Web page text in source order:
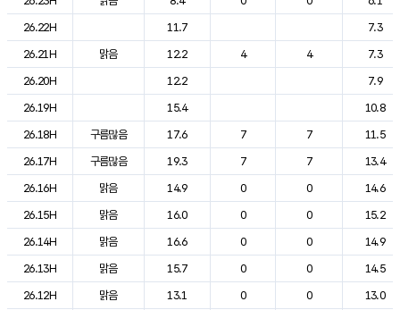
26.22H
11.7
7.3
26.21H
맑음 12.2 4 4
7.3
26.20H
12.2
7.9
26.19H
15.4
10.8
26.18H
구름많음 17.6 7 7
11.5
26.17H
구름많음 19.3 7 7
13.4
26.16H
맑음 14.9 0 0
14.6
26.15H
맑음 16.0 0 0
15.2
26.14H
맑음 16.6 0 0
14.9
26.13H
맑음 15.7 0 0
14.5
26.12H
맑음 13.1 0 0
13.0